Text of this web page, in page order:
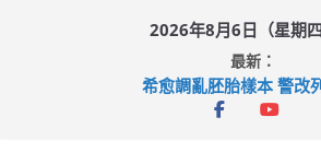
2026年8月6日（星期四
最新：
希愈調亂胚胎樣本 警改
足球盛會次場激戰 祖雲達